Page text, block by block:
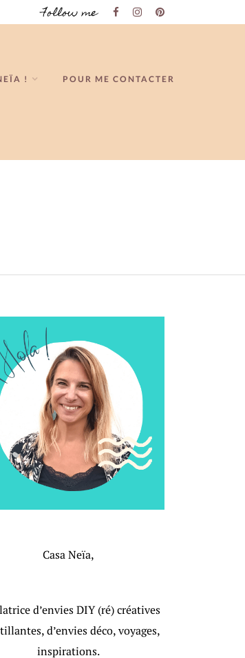
Follow me
! POUR ME CONTACTER
Casa Neïa,
d’envies DIY (ré) créatives
d’envies déco, voyages,
inspirations.